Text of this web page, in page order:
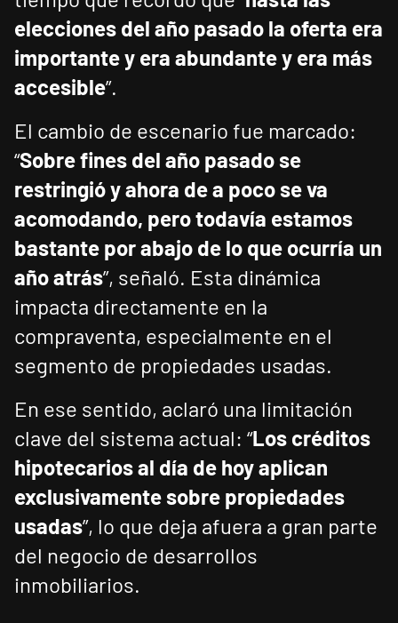
elecciones del año pasado la oferta era
importante y era abundante y era más
accesible”.
El cambio de escenario fue marcado:
“Sobre fines del año pasado se
restringió y ahora de a poco se va
acomodando, pero todavía estamos
bastante por abajo de lo que ocurría un
año atrás”, señaló. Esta dinámica
impacta directamente en la
compraventa, especialmente en el
segmento de propiedades usadas.
En ese sentido, aclaró una limitación
clave del sistema actual: “Los créditos
hipotecarios al día de hoy aplican
exclusivamente sobre propiedades
usadas”, lo que deja afuera a gran parte
del negocio de desarrollos
inmobiliarios.